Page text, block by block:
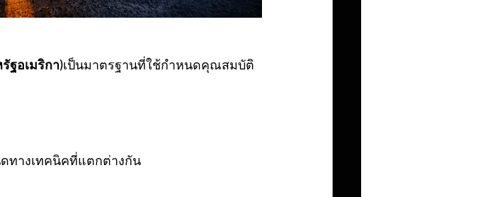
ฐอเมริกา)เป็นมาตรฐานที่ใช้กำหนดคุณสมบัติ
ดทางเทคนิคที่แตกต่างกัน